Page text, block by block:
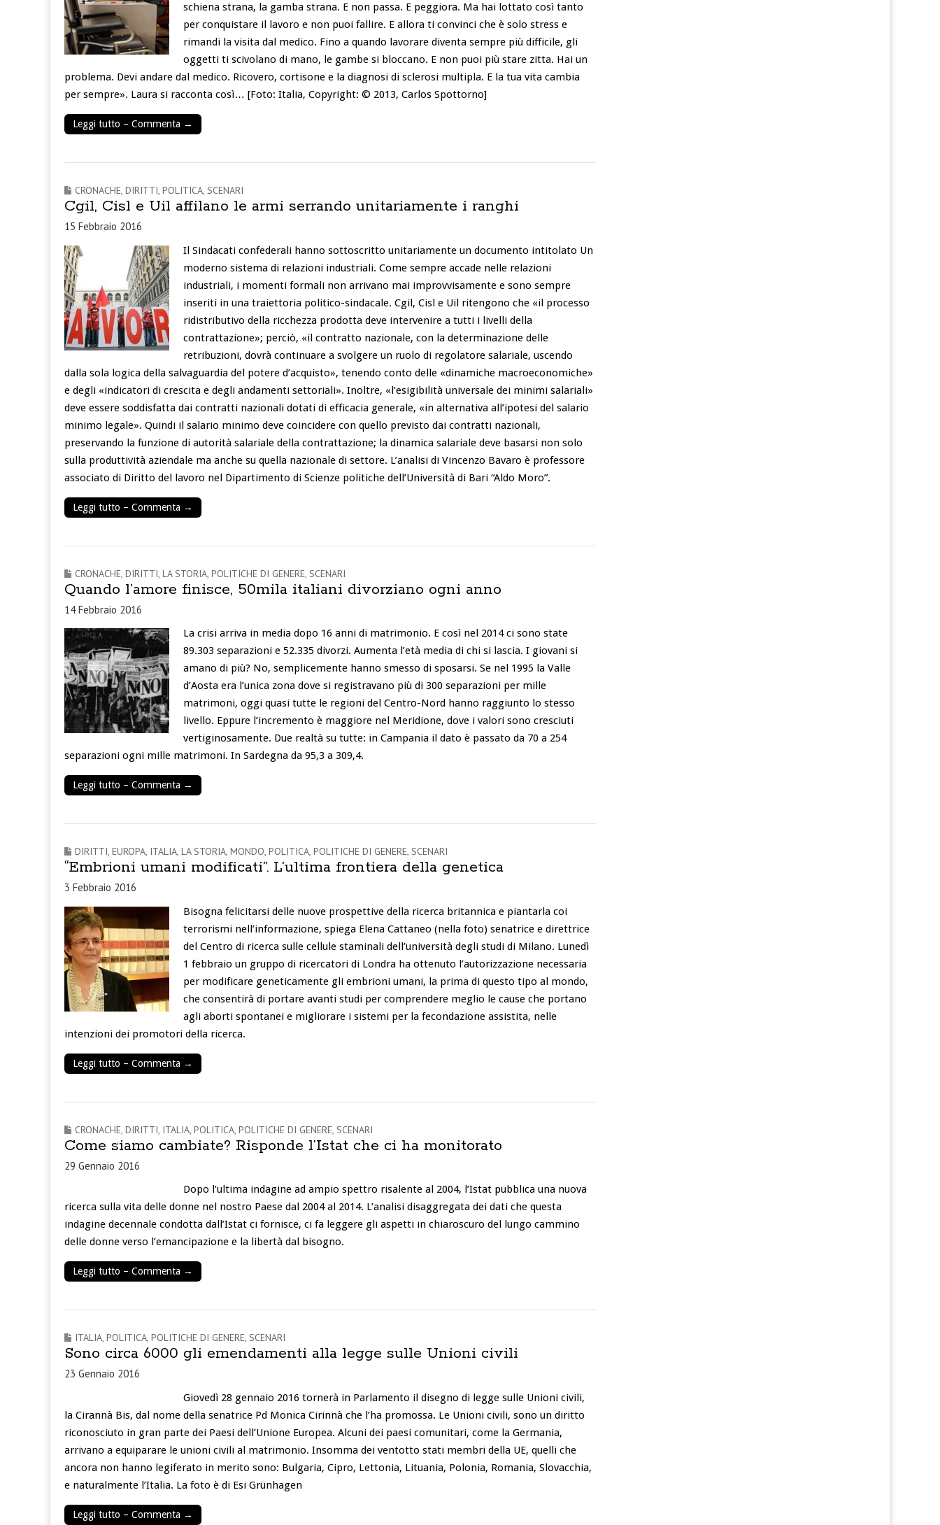
schiena strana, la gamba strana. E non passa. E peggiora. Ma hai lottato così tanto
per conquistare il lavoro e non puoi fallire. E allora ti convinci che è solo stress e
rimandi la visita dal medico. Fino a quando lavorare diventa sempre più difficile, gli
oggetti ti scivolano di mano, le gambe si bloccano. E non puoi più stare zitta. Hai un
problema. Devi andare dal medico. Ricovero, cortisone e la diagnosi di sclerosi multipla. E la tua vita cambia
per sempre». Laura si racconta così… [Foto: Italia, Copyright: © 2013, Carlos Spottorno]
Leggi tutto – Commenta →
CRONACHE, DIRITTI, POLITICA, SCENARI
Cgil, Cisl e Uil affilano le armi serrando unitariamente i ranghi
15 Febbraio 2016
Il Sindacati confederali hanno sottoscritto unitariamente un documento intitolato Un
moderno sistema di relazioni industriali. Come sempre accade nelle relazioni
industriali, i momenti formali non arrivano mai improvvisamente e sono sempre
inseriti in una traiettoria politico-sindacale. Cgil, Cisl e Uil ritengono che «il processo
ridistributivo della ricchezza prodotta deve intervenire a tutti i livelli della
contrattazione»; perciò, «il contratto nazionale, con la determinazione delle
retribuzioni, dovrà continuare a svolgere un ruolo di regolatore salariale, uscendo
dalla sola logica della salvaguardia del potere d’acquisto», tenendo conto delle «dinamiche macroeconomiche»
e degli «indicatori di crescita e degli andamenti settoriali». Inoltre, «l’esigibilità universale dei minimi salariali»
deve essere soddisfatta dai contratti nazionali dotati di efficacia generale, «in alternativa all’ipotesi del salario
minimo legale». Quindi il salario minimo deve coincidere con quello previsto dai contratti nazionali,
preservando la funzione di autorità salariale della contrattazione; la dinamica salariale deve basarsi non solo
sulla produttività aziendale ma anche su quella nazionale di settore. L’analisi di Vincenzo Bavaro è professore
associato di Diritto del lavoro nel Dipartimento di Scienze politiche dell’Università di Bari “Aldo Moro”.
Leggi tutto – Commenta →
CRONACHE, DIRITTI, LA STORIA, POLITICHE DI GENERE, SCENARI
Quando l’amore finisce, 50mila italiani divorziano ogni anno
14 Febbraio 2016
La crisi arriva in media dopo 16 anni di matrimonio. E così nel 2014 ci sono state
89.303 separazioni e 52.335 divorzi. Aumenta l’età media di chi si lascia. I giovani si
amano di più? No, semplicemente hanno smesso di sposarsi. Se nel 1995 la Valle
d’Aosta era l’unica zona dove si registravano più di 300 separazioni per mille
matrimoni, oggi quasi tutte le regioni del Centro-Nord hanno raggiunto lo stesso
livello. Eppure l’incremento è maggiore nel Meridione, dove i valori sono cresciuti
vertiginosamente. Due realtà su tutte: in Campania il dato è passato da 70 a 254
separazioni ogni mille matrimoni. In Sardegna da 95,3 a 309,4.
Leggi tutto – Commenta →
DIRITTI, EUROPA, ITALIA, LA STORIA, MONDO, POLITICA, POLITICHE DI GENERE, SCENARI
“Embrioni umani modificati”. L’ultima frontiera della genetica
3 Febbraio 2016
Bisogna felicitarsi delle nuove prospettive della ricerca britannica e piantarla coi
terrorismi nell’informazione, spiega Elena Cattaneo (nella foto) senatrice e direttrice
del Centro di ricerca sulle cellule staminali dell’università degli studi di Milano. Lunedì
1 febbraio un gruppo di ricercatori di Londra ha ottenuto l’autorizzazione necessaria
per modificare geneticamente gli embrioni umani, la prima di questo tipo al mondo,
che consentirà di portare avanti studi per comprendere meglio le cause che portano
agli aborti spontanei e migliorare i sistemi per la fecondazione assistita, nelle
intenzioni dei promotori della ricerca.
Leggi tutto – Commenta →
CRONACHE, DIRITTI, ITALIA, POLITICA, POLITICHE DI GENERE, SCENARI
Come siamo cambiate? Risponde l’Istat che ci ha monitorato
29 Gennaio 2016
Dopo l’ultima indagine ad ampio spettro risalente al 2004, l’Istat pubblica una nuova
ricerca sulla vita delle donne nel nostro Paese dal 2004 al 2014. L’analisi disaggregata dei dati che questa
indagine decennale condotta dall’Istat ci fornisce, ci fa leggere gli aspetti in chiaroscuro del lungo cammino
delle donne verso l’emancipazione e la libertà dal bisogno.
Leggi tutto – Commenta →
ITALIA, POLITICA, POLITICHE DI GENERE, SCENARI
Sono circa 6000 gli emendamenti alla legge sulle Unioni civili
23 Gennaio 2016
Giovedì 28 gennaio 2016 tornerà in Parlamento il disegno di legge sulle Unioni civili,
la Cirannà Bis, dal nome della senatrice Pd Monica Cirinnà che l’ha promossa. Le Unioni civili, sono un diritto
riconosciuto in gran parte dei Paesi dell’Unione Europea. Alcuni dei paesi comunitari, come la Germania,
arrivano a equiparare le unioni civili al matrimonio. Insomma dei ventotto stati membri della UE, quelli che
ancora non hanno legiferato in merito sono: Bulgaria, Cipro, Lettonia, Lituania, Polonia, Romania, Slovacchia,
e naturalmente l’Italia. La foto è di Esi Grünhagen
Leggi tutto – Commenta →